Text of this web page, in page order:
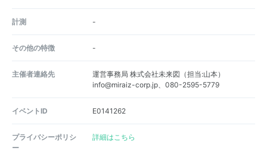
計測 -
その他の特徴 -
主催者連絡先
運営事務局 株式会社未来図（担当:山本）
info@miraiz-corp.jp、080-2595-5779
イベントID E0141262
プライバシーポリシ
ー
詳細はこちら